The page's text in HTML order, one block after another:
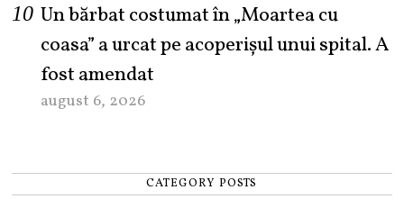
Un bărbat costumat în „Moartea cu
coasa” a urcat pe acoperișul unui spital. A
fost amendat
august 6, 2026
CATEGORY POSTS